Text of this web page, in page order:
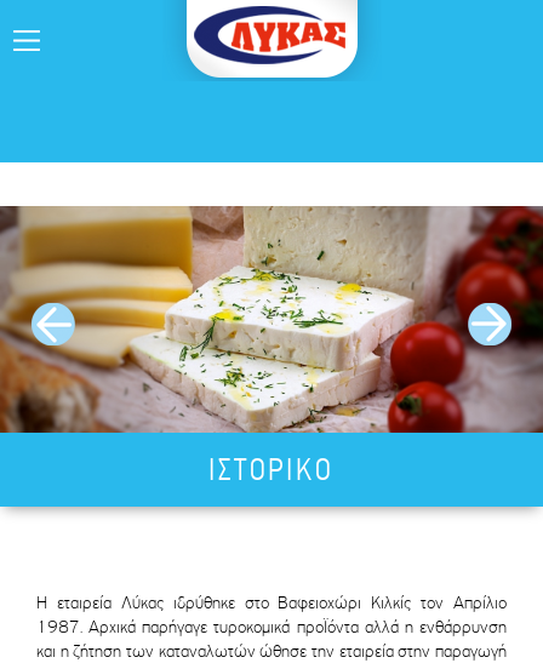
ΙΣΤΟΡΙΚΟ
Η εταιρεία Λύκας ιδρύθηκε στο Βαφειοχώρι Κιλκίς τον Απρίλιο
1987. Αρχικά παρήγαγε τυροκομικά προΪόντα αλλά η ενθάρρυνση
και η ζήτηση των καταναλωτών ώθησε την εταιρεία στην παραγωγή